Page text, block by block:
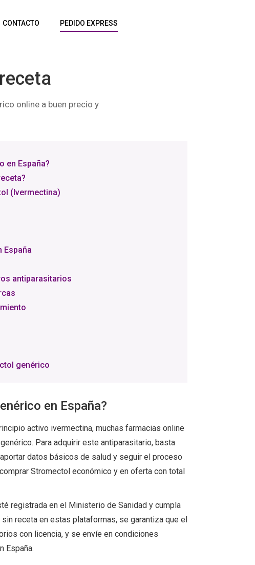
CONTACTO PEDIDO EXPRESS
online a buen precio y
en España?
(Ivermectina)
España
antiparasitarios
genérico
en España?
activo ivermectina, muchas farmacias online
Para adquirir este antiparasitario, basta
datos básicos de salud y seguir el proceso
Stromectol económico y en oferta con total
registrada en el Ministerio de Sanidad y cumpla
receta en estas plataformas, se garantiza que el
con licencia, y se envíe en condiciones
España.